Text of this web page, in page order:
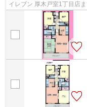
イレブン 厚木戸室1丁目店
ションタイプの物件です。